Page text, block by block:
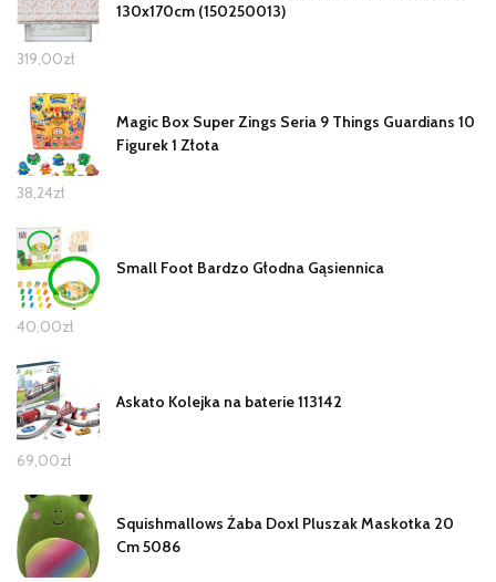
130x170cm (150250013)
319,00zł
Magic Box Super Zings Seria 9 Things Guardians 10
Figurek 1 Złota
38,24zł
Small Foot Bardzo Głodna Gąsiennica
40,00zł
Askato Kolejka na baterie 113142
69,00zł
Squishmallows Żaba Doxl Pluszak Maskotka 20
Cm 5086